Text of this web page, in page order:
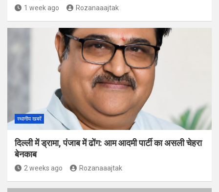
1 week ago Rozanaaajtak
स्थानीय खबरें
दिल्ली में ड्रामा, पंजाब में ढोंग: आम आदमी पार्टी का असली चेहरा
बेनकाब
2 weeks ago Rozanaaajtak